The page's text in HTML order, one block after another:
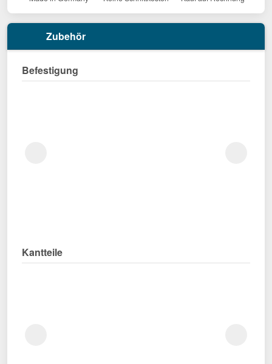
Zubehör
Befestigung
Kantteile